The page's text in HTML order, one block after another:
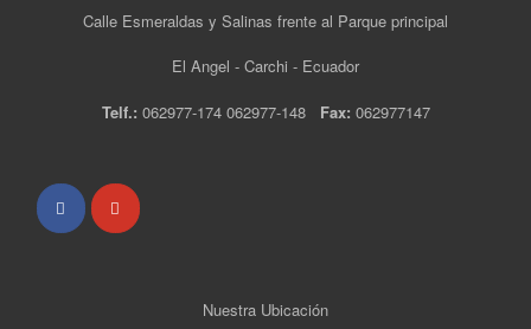
Calle Esmeraldas y Salinas frente al Parque principal
El Angel - Carchi - Ecuador
Telf.: 062977-174 062977-148 Fax: 062977147
Nuestra Ubicación